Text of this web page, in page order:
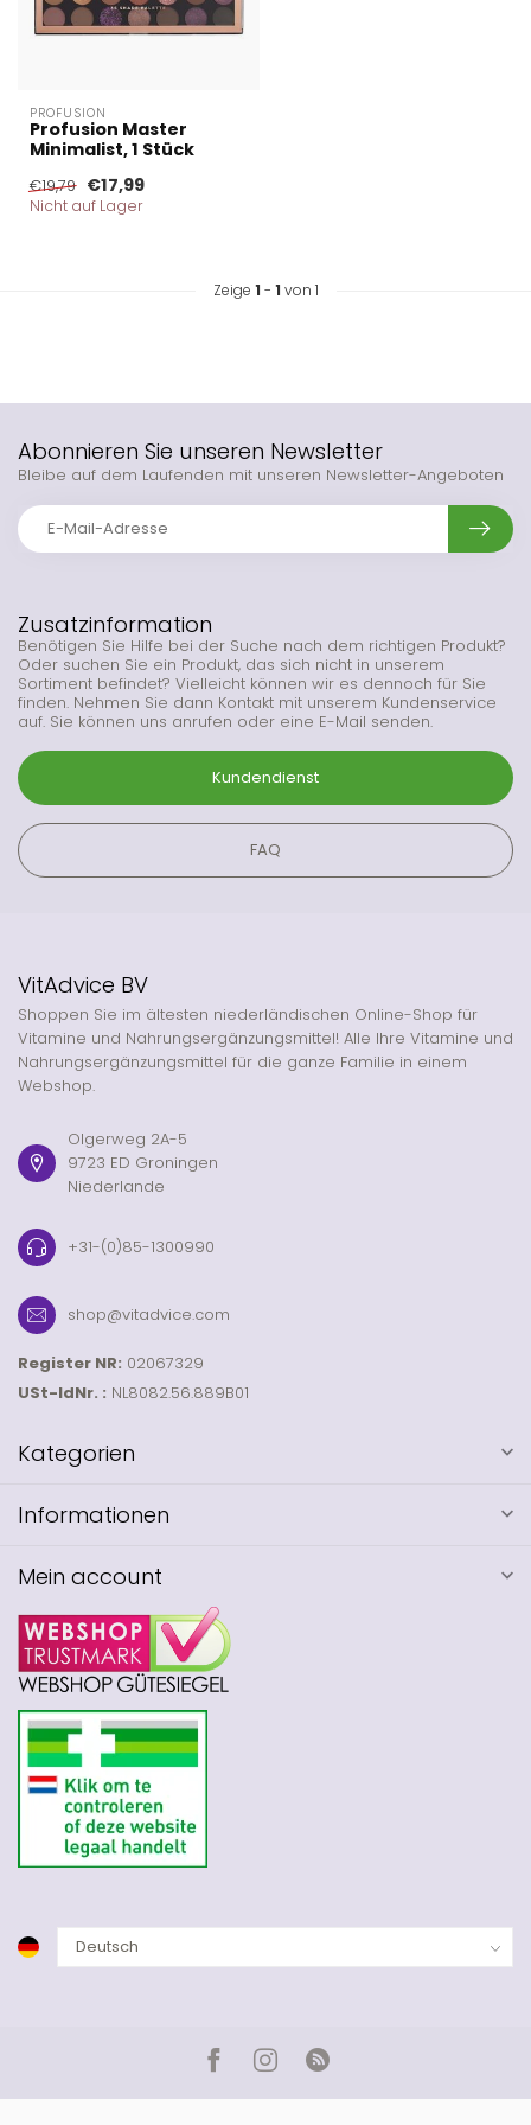
PROFUSION
Profusion Master
Minimalist, 1 Stück
€19,79 €17,99
Nicht auf Lager
Zeige 1 - 1 von 1
Zusatzinformation
Benötigen Sie Hilfe bei der Suche nach dem richtigen Produkt?
Oder suchen Sie ein Produkt, das sich nicht in unserem
Sortiment befindet? Vielleicht können wir es dennoch für Sie
finden. Nehmen Sie dann Kontakt mit unserem Kundenservice
auf. Sie können uns anrufen oder eine E-Mail senden.
Kundendienst
FAQ
Abonnieren Sie unseren Newsletter
Bleibe auf dem Laufenden mit unseren Newsletter-Angeboten
VitAdvice BV
Shoppen Sie im ältesten niederländischen Online-Shop für
Vitamine und Nahrungsergänzungsmittel! Alle Ihre Vitamine und
Nahrungsergänzungsmittel für die ganze Familie in einem
Webshop.
Olgerweg 2A-5
9723 ED Groningen
Niederlande
+31-(0)85-1300990
shop@vitadvice.com
Register NR: 02067329
USt-IdNr. : NL8082.56.889B01
Kategorien
Informationen
Mein account